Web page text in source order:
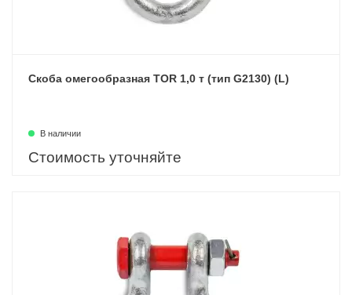
Скоба омегообразная TOR 1,0 т (тип G2130) (L)
В наличии
Стоимость уточняйте